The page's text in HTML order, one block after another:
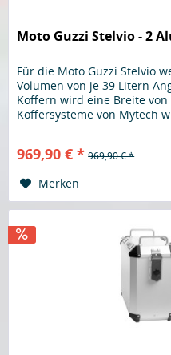
Moto Guzzi Stelvio - 2
Für die Moto Guzzi Stelvio
Volumen von je 39 Litern
Koffern wird eine Breite
Koffersysteme von Mytech
erhöhtem Wiederstand im
969,90 € * 969,90 € *
Merken